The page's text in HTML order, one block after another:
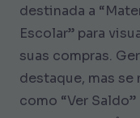
destinada a
Escolar” para
suas compras.
destaque, mas se
como “Ver